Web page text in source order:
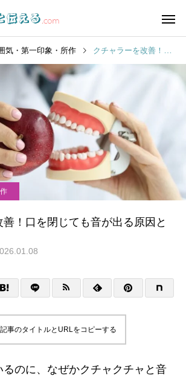
気・第一印象・所作 クチャラーを改善！口を閉じても音が出る原因と対策
！口を閉じても音が出る原因と
事のタイトルとURLをコピーする
るのに、なぜかクチャクチャと音